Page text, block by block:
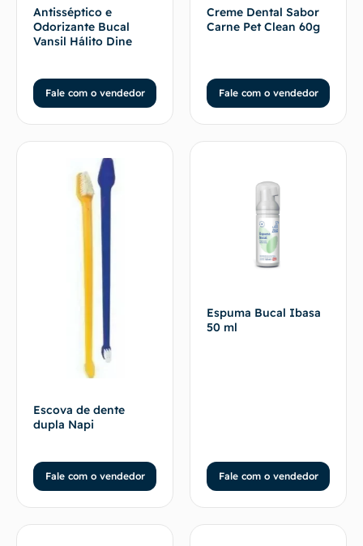
Antisséptico e
Odorizante Bucal
Vansil Hálito Dine
Fale com o vendedor
Creme Dental Sabor
Carne Pet Clean 60g
Fale com o vendedor
Escova de dente
dupla Napi
Fale com o vendedor
Espuma Bucal Ibasa
50 ml
Fale com o vendedor